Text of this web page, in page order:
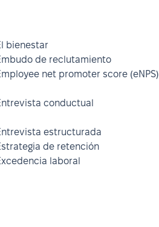
bienestar
de reclutamiento
net promoter score (eNPS)
conductual
estructurada
de retención
laboral